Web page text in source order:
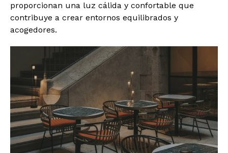
proporcionan una luz cálida y confortable que
contribuye a crear entornos equilibrados y
acogedores.